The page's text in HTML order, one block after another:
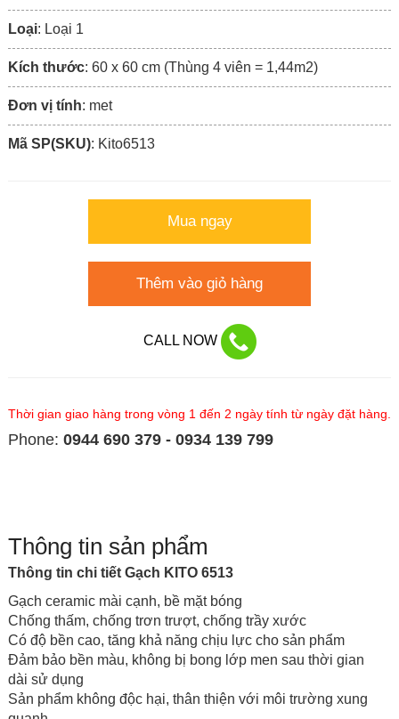
Loại: Loại 1
Kích thước: 60 x 60 cm (Thùng 4 viên = 1,44m2)
Đơn vị tính: met
Mã SP(SKU): Kito6513
Mua ngay
Thêm vào giỏ hàng
CALL NOW
Thời gian giao hàng trong vòng 1 đến 2 ngày tính từ ngày đặt hàng.
Phone: 0944 690 379 - 0934 139 799
Thông tin sản phẩm
Thông tin chi tiết Gạch KITO 6513
Gạch ceramic mài cạnh, bề mặt bóng
Chống thấm, chống trơn trượt, chống trầy xước
Có độ bền cao, tăng khả năng chịu lực cho sản phẩm
Đảm bảo bền màu, không bị bong lớp men sau thời gian
dài sử dụng
Sản phẩm không độc hại, thân thiện với môi trường xung